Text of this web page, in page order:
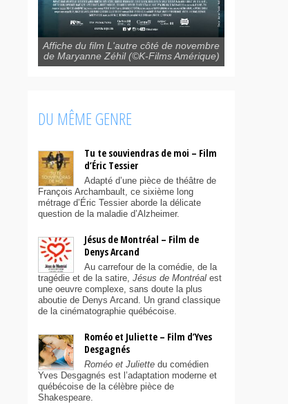
Affiche du film L'autre côté de novembre
de Maryanne Zéhil (©K-Films Amérique)
DU MÊME GENRE
Tu te souviendras de moi – Film
d’Éric Tessier
Adapté d’une pièce de théâtre de
François Archambault, ce sixième long
métrage d’Éric Tessier aborde la délicate
question de la maladie d’Alzheimer.
Jésus de Montréal – Film de
Denys Arcand
Au carrefour de la comédie, de la
tragédie et de la satire, Jésus de Montréal est
une oeuvre complexe, sans doute la plus
aboutie de Denys Arcand. Un grand classique
de la cinématographie québécoise.
Roméo et Juliette – Film d’Yves
Desgagnés
Roméo et Juliette du comédien
Yves Desgagnés est l’adaptation moderne et
québécoise de la célèbre pièce de
Shakespeare.